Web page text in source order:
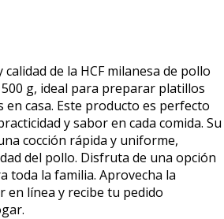
de la HCF milanesa de pollo
g, ideal para preparar platillos
en casa. Este producto es perfecto
y sabor en cada comida. Su
cocción rápida y uniforme,
del pollo. Disfruta de una opción
toda la familia. Aprovecha la
en línea y recibe tu pedido